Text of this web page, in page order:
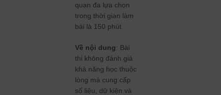
quan đa lựa chọn
trong thời gian làm
bài là 150 phút.
Về nội dung: Bài
thi không đánh giá
khả năng học thuộc
lòng mà cung cấp
số liệu, dữ kiện và